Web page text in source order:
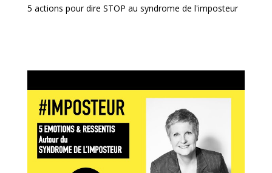
5 actions pour dire STOP au syndrome de l'imposteur